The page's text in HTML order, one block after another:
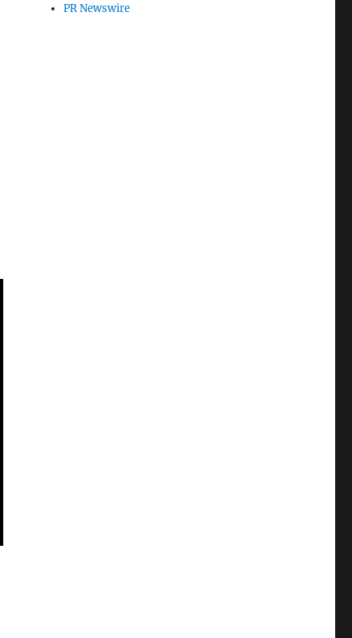
PR Newswire